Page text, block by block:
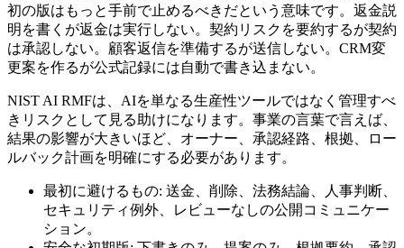
初の版はもっと手前で止めるべきだという意味です。返金説
明を書くが返金は実行しない。契約リスクを要約するが契約
は承認しない。顧客返信を準備するが送信しない。CRM変
更案を作るが公式記録には自動で書き込まない。
NIST AI RMFは、AIを単なる生産性ツールではなく管理すべ
きリスクとして見る助けになります。事業の言葉で言えば、
結果の影響が大きいほど、オーナー、承認経路、根拠、ロー
ルバック計画を明確にする必要があります。
最初に避けるもの: 送金、削除、法務結論、人事判断、
セキュリティ例外、レビューなしの公開コミュニケー
ション。